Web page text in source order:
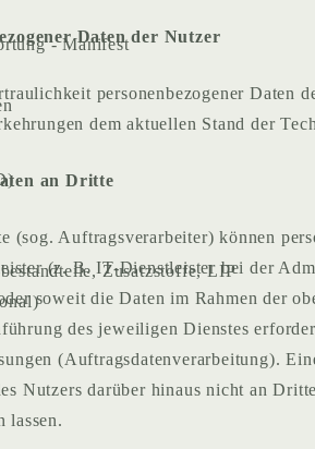
- Manifest
Zusatzstoffe, LIP
Daten der Nutzer
personenbezogener Daten
dem aktuellen Stand der
an Dritte
(sog. Auftragsverarbeiter) können
(z. B. IT-Dienstleister bei der
soweit die Daten im Rahmen der
des jeweiligen Dienstes
(Auftragsdatenverarbeitung).
Nutzers darüber hinaus nicht an
lassen.